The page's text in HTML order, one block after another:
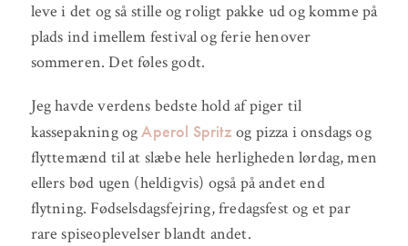
leve i det og så stille og roligt pakke ud og komme på
plads ind imellem festival og ferie henover
sommeren. Det føles godt.
Jeg havde verdens bedste hold af piger til
kassepakning ogAperol Spritzog pizza i onsdags og
flyttemænd til at slæbe hele herligheden lørdag, men
ellers bød ugen (heldigvis) også på andet end
flytning. Fødselsdagsfejring, fredagsfest og et par
rare spiseoplevelser blandt andet.